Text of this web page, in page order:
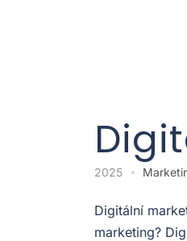
2025
Digitální
marketing?